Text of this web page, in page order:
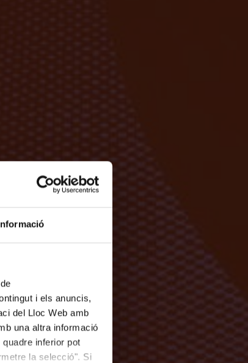
i els anuncis,
del Lloc Web amb
una altra informació
inferior pot
la selecció". Si